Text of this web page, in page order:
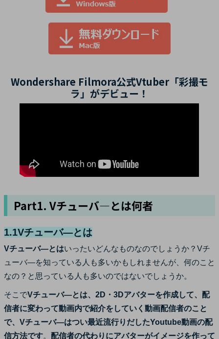
Wondershare Filmora公式Vtuber「彩撮モ
ラ」がデビュー！
Part1. Vチューバ―とは何者
1.1Vチューバ―とは
Vチューバ―とはいったいどんなものなのでしょうか？Vチ
ューバ―を知っている人も多いかもしれませんが、何のこと
なの？と思っている人も多いのではないでしょうか。
そこでVチューバ―とは、2D・3Dアバターを作成して、配
信者に変わって動画内で紹介をしていく動画配信者のこと
で、Vチューバ―はつい最近流行りだしたYoutube動画の配
信方法です。 配信者の代わりにアバターがイメージを作って